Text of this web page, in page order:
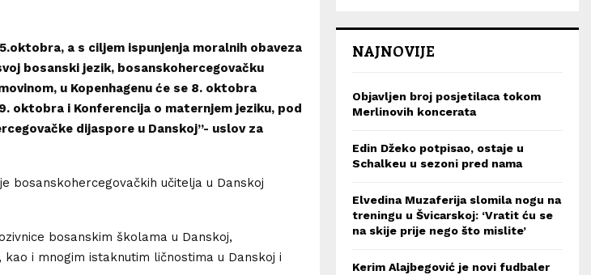
a s ciljem ispunjenja moralnih obaveza
bosanski jezik, bosanskohercegovačku
u Kopenhagenu će se 8. oktobra
oktobra i Konferencija o maternjem jeziku, pod
dijaspore u Danskoj”- uslov za
bosanskohercegovačkih učitelja u Danskoj
bosanskim školama u Danskoj,
i mnogim istaknutim ličnostima u Danskoj i
NAJNOVIJE
Objavljen broj posjetilaca tokom
Merlinovih koncerata
Edin Džeko potpisao, ostaje u
Schalkeu u sezoni pred nama
Elvedina Muzaferija slomila nogu na
treningu u Švicarskoj: ‘Vratit ću se
na skije prije nego što mislite’
Kerim Alajbegović je novi fudbaler